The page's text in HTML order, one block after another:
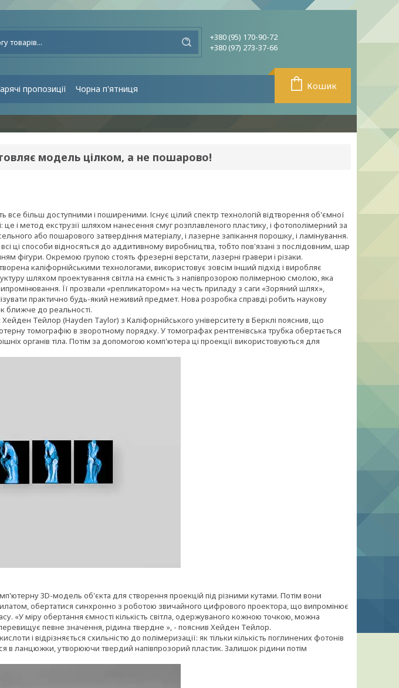
+380 (95) 170-90-72
+380 (97) 273-37-66
пропозиції Чорна п'ятниця Кошик
модель цілком, а не пошарово!
все більш доступними і поширеними. Існує цілий спектр технологій відтворення об'ємної
це і метод екструзії шляхом нанесення смуг розплавленого пластику, і фотополімерний за
або пошарового затвердіння матеріалу, і лазерне запікання порошку, і ламінування.
ці способи відносяться до аддитивному виробництва, тобто пов'язані з послідовним, шар
фігури. Окремою групою стоять фрезерні верстати, лазерні гравери і різаки.
каліфорнійськими технологами, використовує зовсім інший підхід і виробляє
шляхом проектування світла на ємність з напівпрозорою полімерною смолою, яка
Її прозвали «репликатором» на честь приладу з саги «Зоряний шлях»,
практично будь-який неживий предмет. Нова розробка справді робить наукову
ближче до реальності.
Тейлор (Hayden Taylor) з Каліфорнійського університету в Берклі пояснив, що
томографію в зворотному порядку. У томографах рентгенівська трубка обертається
органів тіла. Потім за допомогою комп'ютера ці проекції використовуються для
3D-модель об'єкта для створення проекцій під різними кутами. Потім вони
обертатися синхронно з роботою звичайного цифрового проектора, що випромінює
«У міру обертання ємності кількість світла, одержуваного кожною точкою, можна
певне значення, рідина твердне », - пояснив Хейден Тейлор.
і відрізняється схильністю до полімеризації: як тільки кількість поглинених фотонів
в ланцюжки, утворюючи твердий напівпрозорий пластик. Залишок рідини потім